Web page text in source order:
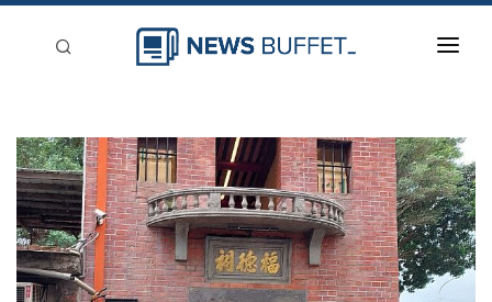
新聞稿分類
登入
刊登